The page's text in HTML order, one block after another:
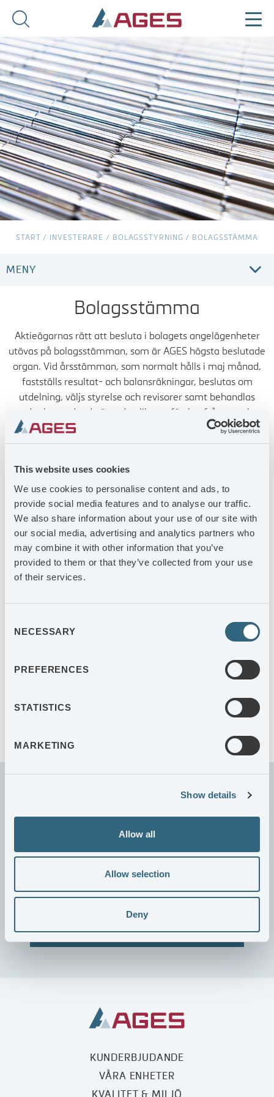
This website uses cookies
We use cookies to personalise content and ads, to
provide social media features and to analyse our traffic.
We also share information about your use of our site with
our social media, advertising and analytics partners who
may combine it with other information that you’ve
provided to them or that they’ve collected from your use
of their services.
Selection
NECESSARY
PREFERENCES
STATISTICS
MARKETING
Show details
Allow all
Allow selection
Deny
START / INVESTERARE / BOLAGSSTYRNING / BOLAGSSTÄMMA
MENY
KONCERNLEDNING
BOLAGSORDNING
BOLAGSSTYRNINGSRAPPORT
BOLAGSSTÄMMA
VALBEREDNING
ERSÄTTNINGAR
Bolagsstämma
Aktieägarnas rätt att besluta i bolagets angelägenheter
utövas på bolagsstämman, som är AGES högsta beslutade
organ. Vid årsstämman, som normalt hålls i maj månad,
fastställs resultat- och balansräkningar, beslutas om
utdelning, väljs styrelse och revisorer samt behandlas
och aktieägare. Kallelse till bolagsstämma ska enligt
bolagsordningen ske genom annonsering i Post och Inrikes
skall annonseras i Dagens Industri.
Årsstämma 2026
Årsstämma 2025
Årsstämma 2024
Årsstämma 2023
Årsstämma 2022
AGES erbjuder möjlighet att prenumerera på
rapporter genom mailutskick.
KUNDERBJUDANDE
VÅRA ENHETER
KVALITET & MILJÖ